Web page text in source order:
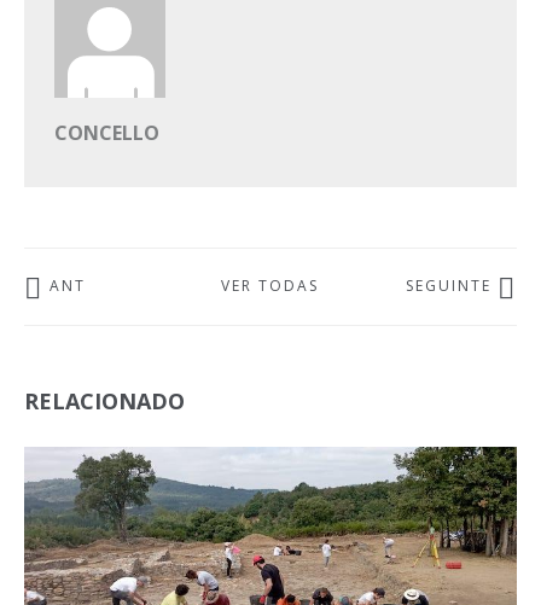
CONCELLO
ANT VER TODAS SEGUINTE
RELACIONADO